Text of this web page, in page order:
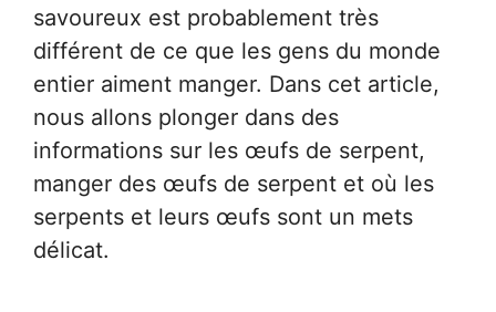
savoureux est probablement très
différent de ce que les gens du monde
entier aiment manger. Dans cet article,
nous allons plonger dans des
informations sur les œufs de serpent,
manger des œufs de serpent et où les
serpents et leurs œufs sont un mets
délicat.